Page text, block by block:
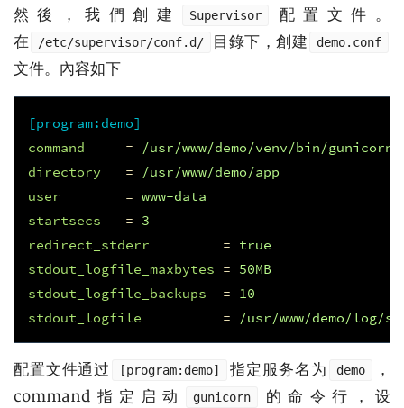
然後，我們創建 Supervisor
配置文件。
在
/etc/supervisor/conf.d/ 目錄下，創建 demo.conf
文件。內容如下
[program:demo]
command
=
/usr/www/demo/venv/bin/
directory
=
/usr/www/demo/app
user
= www-data
startsecs
= 3
redirect_stderr
= true
stdout_logfile_maxbytes = 50MB
stdout_logfile_backups
=
10
stdout_logfile
= /usr/www/demo/log/
配置文件通过 [program:demo] 指定服务名为 demo
，
command指定启动
gunicorn
的命令行，设